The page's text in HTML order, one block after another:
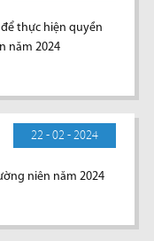
thực hiện quyền
năm 2024
22 - 02 - 2024
niên năm 2024